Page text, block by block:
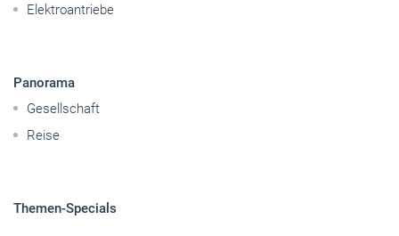
Elektroantriebe
Panorama
Gesellschaft
Reise
Themen-Specials